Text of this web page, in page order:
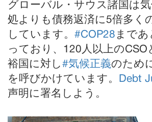
グローバル・サウス諸国は
処よりも債務返済に5倍多く
しています。 #COP28 まであ
っており、120人以上のCSO
裕国に対し #気候正義のため
を呼びかけています。
Debt
声明に署名しよう。